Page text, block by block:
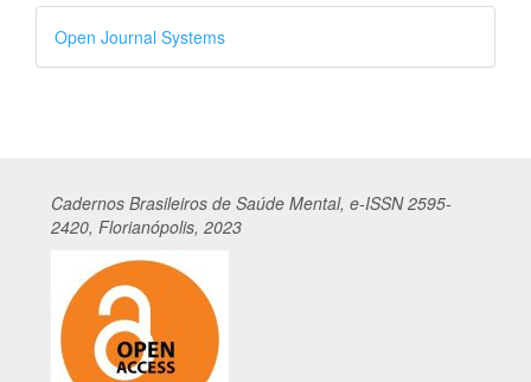
Desenvolvido
por
Open Journal Systems
Cadernos Brasileiros de Saúde Mental, e-ISSN 2595-
2420, Florianópolis, 2023